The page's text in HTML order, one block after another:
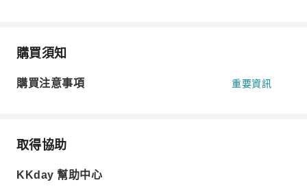
購買須知
購買注意事項 重要資訊
取得協助
KKday 幫助中心